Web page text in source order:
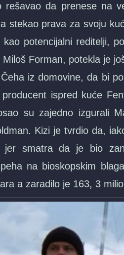
rešavao da prenese na
stekao prava za svoju
kao potencijalni reditelji,
Forman, potekla je
iz domovine, da bi
ispred kuće
su zajedno izgurali
Kizi je tvrdio da,
smatra da je bio
na bioskopskim
a zaradilo je 163, 3